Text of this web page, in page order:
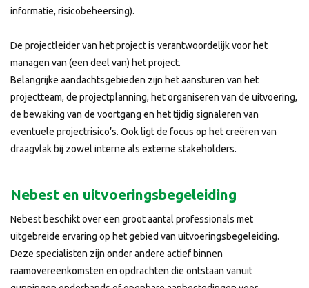
informatie, risicobeheersing).
De projectleider van het project is verantwoordelijk voor het
managen van (een deel van) het project.
Belangrijke aandachtsgebieden zijn het aansturen van het
projectteam, de projectplanning, het organiseren van de uitvoering,
de bewaking van de voortgang en het tijdig signaleren van
eventuele projectrisico’s. Ook ligt de focus op het creëren van
draagvlak bij zowel interne als externe stakeholders.
Nebest en uitvoeringsbegeleiding
Nebest beschikt over een groot aantal professionals met
uitgebreide ervaring op het gebied van uitvoeringsbegeleiding.
Deze specialisten zijn onder andere actief binnen
raamovereenkomsten en opdrachten die ontstaan vanuit